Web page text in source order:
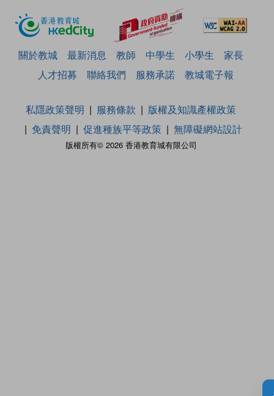
關於教城 最新消息 教師 中學生 小學生
家長
人才招募
聯絡我們 服務承諾 教城電子報
版權所有© 2026 香港教育城有限公司
私隱政策聲明 服務條款
版權及知識產權政策
免責聲明
促進種族平等政策 無障礙網站設計